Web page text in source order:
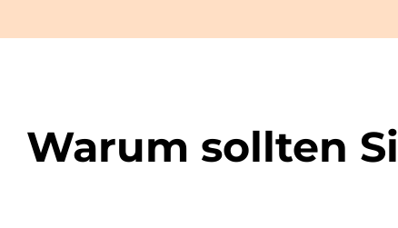
Warum sollten